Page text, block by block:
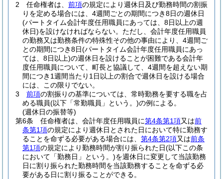
2
任命権者は、 前項の規定により週休日及び勤務時間の割振
りを定める場合には、4週間ごとの期間につき8日の週休日
(パートタイム会計年度任用職員にあっては、8日以上の週
休日)を設けなければならない。 ただし、会計年度任用職員
の勤務又は勤務条件の特殊性その他の事由により、4週間ご
との期間につき8日(パートタイム会計年度任用職員にあっ
ては、8日以上)の週休日を設けることが困難である会計年
度任用職員について、町長と協議して、4週間を超えない期
間につき1週間当たり1日以上の割合で週休日を設ける場合
には、この限りでない。
3
前項の割振りの基準については、常時勤務を要する職を占
める職員(以下「常勤職員」という。)の例による。
(週休日の振替等)
第6条
任命権者は、会計年度任用職員に第4条第1項又は前
条第1項の規定により週休日とされた日において特に勤務す
ることを命ずる必要がある場合には、 第4条第2項又は前条
第1項の規定により勤務時間が割り振られた日(以下この条
において「勤務日」という。)を週休日に変更して当該勤務
日に割り振られた勤務時間を当該勤務することを命ずる必
要がある日に割り振ることができる。